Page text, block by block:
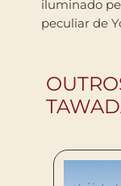
iluminado
peculiar de